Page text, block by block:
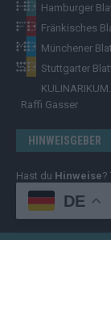
Hamburger
Fränkisches
Münchener
Stuttgarter
KULINARIKUM.
Raffi Gasser
HINWEISGEBER
Hast du Hinweise?
per Post, E-Mail,
erfahren
DE